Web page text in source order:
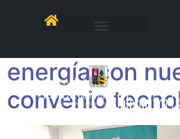
UACh y CENIA
energía con
convenio